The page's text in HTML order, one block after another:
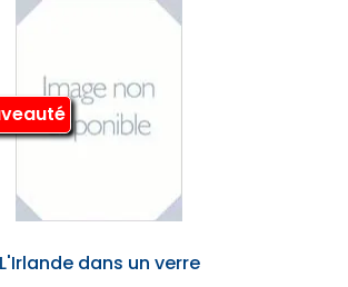
L'Irlande dans un verre